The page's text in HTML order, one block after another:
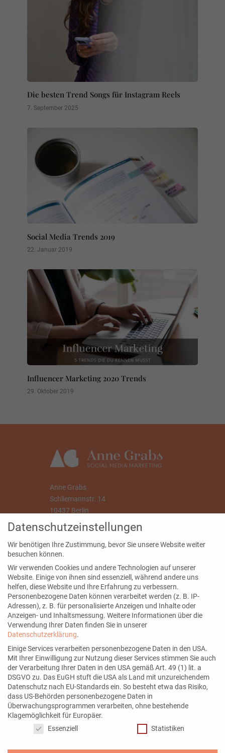
Die besten Trend Songs für Instagram Reels
7. September 2025
Social Media Trends 2019
22. Januar 2019
Influencer Marketing 2020 Trends
29. Oktober 2019
Anne Grabs
Schliemannstr. 14
10437 Berlin
info@annegrabs.de
Seiten
Blog
Kontakt
Über mich
Mein Angebot
Social Media Services
Instagram Marketing
Datenschutzeinstellungen
Wir benötigen Ihre Zustimmung, bevor Sie unsere Website weiter
besuchen können.
Wir verwenden Cookies und andere Technologien auf unserer
Website. Einige von ihnen sind essenziell, während andere uns
helfen, diese Website und Ihre Erfahrung zu verbessern.
Personenbezogene Daten können verarbeitet werden (z. B. IP-
Adressen), z. B. für personalisierte Anzeigen und Inhalte oder
Anzeigen- und Inhaltsmessung. Weitere Informationen über die
Verwendung Ihrer Daten finden Sie in unserer
Datenschutzerklärung.
Einige Services verarbeiten personenbezogene Daten in den USA.
Mit Ihrer Einwilligung zur Nutzung dieser Services stimmen Sie auch
der Verarbeitung Ihrer Daten in den USA gemäß Art. 49 (1) lit. a
DSGVO zu. Das EuGH stuft die USA als Land mit unzureichendem
Datenschutz nach EU-Standards ein. So besteht etwa das Risiko,
dass US-Behörden personenbezogene Daten in
Überwachungsprogrammen verarbeiten, ohne bestehende
Klagemöglichkeit für Europäer.
Datenschutzeinstellungen
Essenziell
Statistiken